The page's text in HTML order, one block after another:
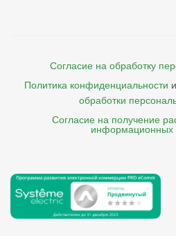
Согласие на обработку
Политика конфиденциальности и
обработки
Согласие на получение